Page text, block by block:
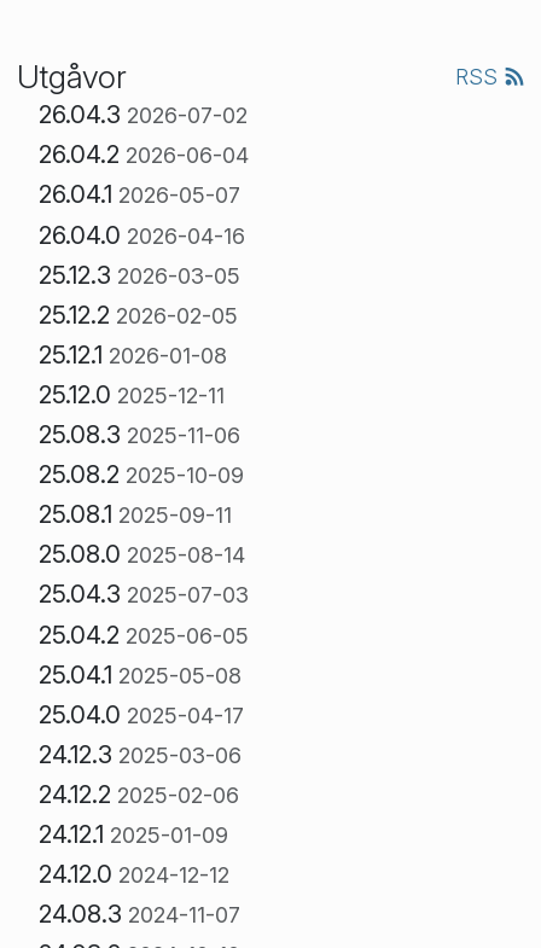
Utgåvor RSS
26.04.3 2026-07-02
26.04.2 2026-06-04
26.04.1 2026-05-07
26.04.0 2026-04-16
25.12.3 2026-03-05
25.12.2 2026-02-05
25.12.1 2026-01-08
25.12.0 2025-12-11
25.08.3 2025-11-06
25.08.2 2025-10-09
25.08.1 2025-09-11
25.08.0 2025-08-14
25.04.3 2025-07-03
25.04.2 2025-06-05
25.04.1 2025-05-08
25.04.0 2025-04-17
24.12.3 2025-03-06
24.12.2 2025-02-06
24.12.1 2025-01-09
24.12.0 2024-12-12
24.08.3 2024-11-07